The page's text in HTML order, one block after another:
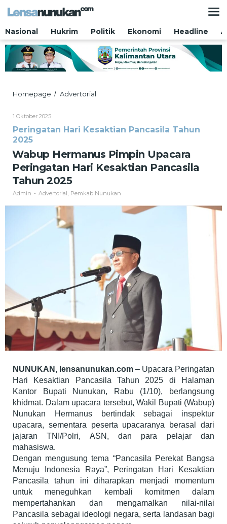
Nasional
Hukrim Politik Ekonomi Headline
Homepage / Advertorial
Peringatan
Pancasila
Tahun
1 Oktober 2025Oleh
Peringatan Hari Kesaktian Pancasila Tahun
2025
Wabup Hermanus Pimpin Upacara
Peringatan Hari Kesaktian Pancasila
Tahun 2025
Admin - Advertorial Pemkab Nunukan
NUNUKAN, lensanunukan.com – Upacara Peringatan
Hari Kesaktian Pancasila Tahun 2025 di Halaman
Kantor Bupati Nunukan, Rabu (1/10), berlangsung
khidmat. Dalam upacara tersebut, Wakil Bupati (Wabup)
Nunukan Hermanus bertindak sebagai inspektur
upacara, sementara peserta upacaranya berasal dari
jajaran TNI/Polri, ASN, dan para pelajar dan
mahasiswa.
Dengan mengusung tema “Pancasila Perekat Bangsa
Menuju Indonesia Raya”, Peringatan Hari Kesaktian
Pancasila tahun ini diharapkan menjadi momentum
untuk meneguhkan kembali komitmen dalam
mempertahankan dan mengamalkan nilai-nilai
Pancasila sebagai ideologi negara, serta landasan bagi